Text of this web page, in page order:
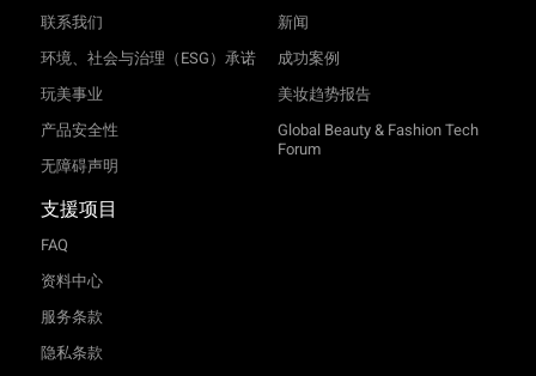
联系我们
环境、社会与治理（ESG）承诺
玩美事业
产品安全性
无障碍声明
新闻
成功案例
美妆趋势报告
Global Beauty & Fashion Tech
Forum
支援项目
FAQ
资料中心
服务条款
隐私条款